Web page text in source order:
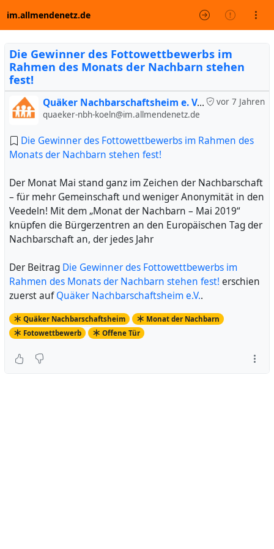
im.allmendenetz.de
Die Gewinner des Fottowettbewerbs im
Rahmen des Monats der Nachbarn stehen
fest!
vor 7 Jahren
Quäker Nachbarschaftsheim e. V. (inoffiziell)
quaeker-nbh-koeln@im.allmendenetz.de
Die Gewinner des Fottowettbewerbs im Rahmen des
Monats der Nachbarn stehen fest!
Der Monat Mai stand ganz im Zeichen der Nachbarschaft
– für mehr Gemeinschaft und weniger Anonymität in den
Veedeln! Mit dem „Monat der Nachbarn – Mai 2019“
knüpfen die Bürgerzentren an den Europäischen Tag der
Nachbarschaft an, der jedes Jahr
Der Beitrag Die Gewinner des Fottowettbewerbs im
Rahmen des Monats der Nachbarn stehen fest! erschien
zuerst aufQuäker Nachbarschaftsheim e.V..
Quäker Nachbarschaftsheim
Monat der Nachbarn
Fotowettbewerb
Offene Tür